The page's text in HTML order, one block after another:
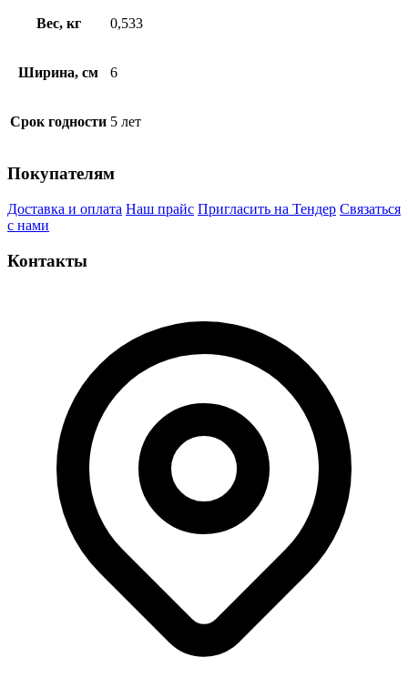
Вес, кг 0,533
Ширина, см 6
Срок годности 5 лет
Покупателям
Доставка и оплата Наш прайс Пригласить на Тендер Связаться
с нами
Контакты